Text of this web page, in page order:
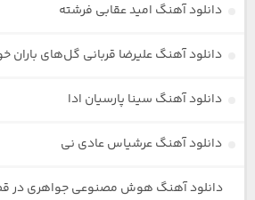
دانلود آهنگ امید عقابی فرشته
دانلود آهنگ علیرضا قربانی گل‌های باران
دانلود آهنگ سینا پارسیان ادا
دانلود آهنگ عرشیاس عادی نی
دانلود آهنگ هوش مصنوعی جواهری در